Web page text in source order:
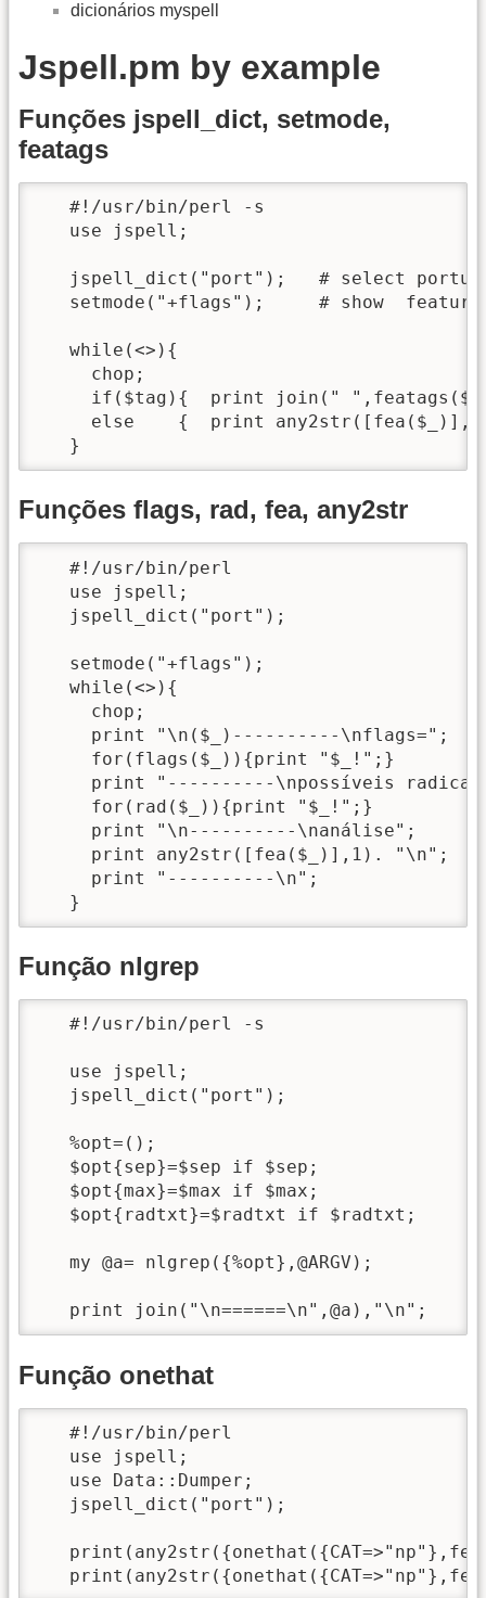
dicionários myspell
Jspell.pm by example
Funções jspell_dict, setmode,
featags
   #!/usr/bin/perl -s
   use jspell;
jspell_dict("port");   # select
setmode("+flags");     # show
   while(<>){
     chop;
if($tag){  print join("
else    {  print
   }
Funções flags, rad, fea, any2str
   #!/usr/bin/perl
   use jspell;
   jspell_dict("port");
   setmode("+flags");
   while(<>){
     chop;
     print "\n($_)----------\nflags=";
     for(flags($_)){print "$_!";}
print "----------\npossíveis
     for(rad($_)){print "$_!";}
     print "\n----------\nanálise";
     print any2str([fea($_)],1). "\n";
     print "----------\n";
   }
Função nlgrep
   #!/usr/bin/perl -s
   use jspell;
   jspell_dict("port");
   %opt=();
   $opt{sep}=$sep if $sep;
   $opt{max}=$max if $max;
   $opt{radtxt}=$radtxt if $radtxt;
   my @a= nlgrep({%opt},@ARGV);
   print join("\n======\n",@a),"\n";
Função onethat
   #!/usr/bin/perl
   use jspell;
   use Data::Dumper;
   jspell_dict("port");